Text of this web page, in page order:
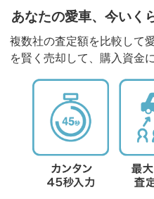
あなたの愛車、今いく
複数社の査定額を比較して
を賢く売却して、購入資金